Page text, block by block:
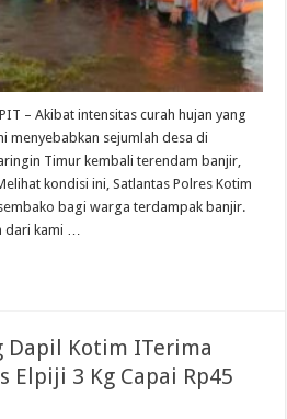
– Akibat intensitas curah hujan yang
menyebabkan sejumlah desa di
Timur kembali terendam banjir,
kondisi ini, Satlantas Polres Kotim
bagi warga terdampak banjir.
dari kami …
Dapil Kotim ITerima
Elpiji 3 Kg Capai Rp45